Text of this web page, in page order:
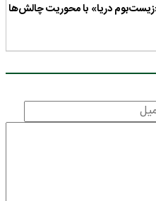
دریا» با محوریت چالش‌ها